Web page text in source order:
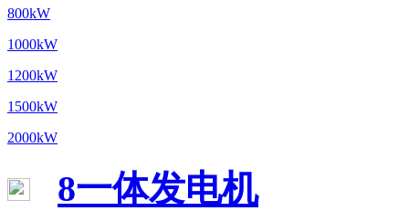
800kW
1000kW
1200kW
1500kW
2000kW
8一体发电机